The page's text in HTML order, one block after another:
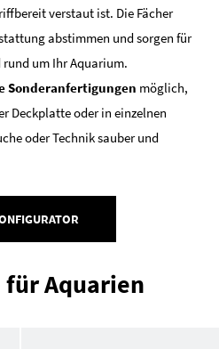
verstaut ist. Die Fächer
abstimmen und sorgen für
um Ihr Aquarium.
Sonderanfertigungen möglich,
Deckplatte oder in einzelnen
oder Technik sauber und
für Aquarien